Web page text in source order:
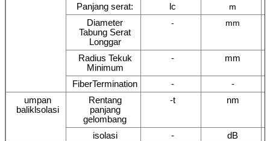
Panjang serat: lc m
Diameter
Tabung Serat
Longgar
- mm
Radius Tekuk
Minimum
- mm
FiberTermination -
-
umpan
baliklsolasi
Rentang
panjang
gelombang
-t nm
isolasi - dB